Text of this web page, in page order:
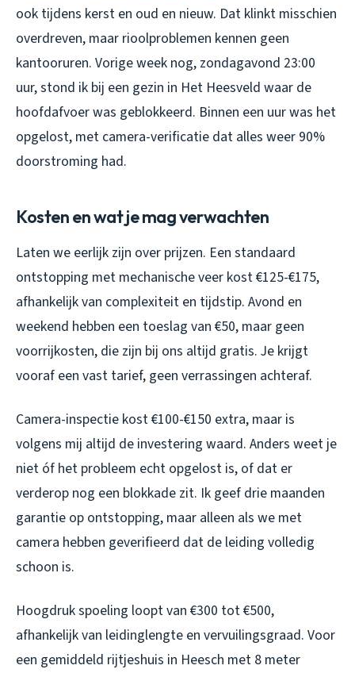
ook tijdens kerst en oud en nieuw. Dat klinkt misschien
overdreven, maar rioolproblemen kennen geen
kantooruren. Vorige week nog, zondagavond 23:00
uur, stond ik bij een gezin in Het Heesveld waar de
hoofdafvoer was geblokkeerd. Binnen een uur was het
opgelost, met camera-verificatie dat alles weer 90%
doorstroming had.
Kosten en wat je mag verwachten
Laten we eerlijk zijn over prijzen. Een standaard
ontstopping met mechanische veer kost €125-€175,
afhankelijk van complexiteit en tijdstip. Avond en
weekend hebben een toeslag van €50, maar geen
voorrijkosten, die zijn bij ons altijd gratis. Je krijgt
vooraf een vast tarief, geen verrassingen achteraf.
Camera-inspectie kost €100-€150 extra, maar is
volgens mij altijd de investering waard. Anders weet je
niet óf het probleem echt opgelost is, of dat er
verderop nog een blokkade zit. Ik geef drie maanden
garantie op ontstopping, maar alleen als we met
camera hebben geverifieerd dat de leiding volledig
schoon is.
Hoogdruk spoeling loopt van €300 tot €500,
afhankelijk van leidinglengte en vervuilingsgraad. Voor
een gemiddeld rijtjeshuis in Heesch met 8 meter